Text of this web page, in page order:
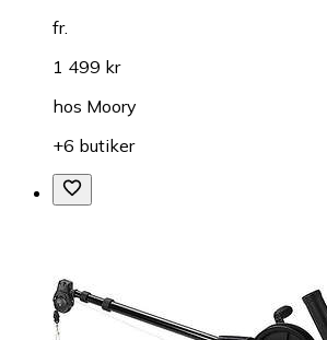
fr.
1 499 kr
hos Moory
+6 butiker